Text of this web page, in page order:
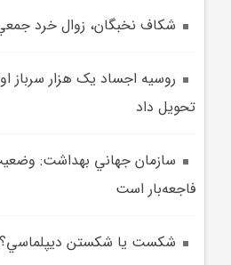
شکاف نخبگان، زوال خرد
روسيه اجساد يک هزار سرباز
تحويل داد
سازمان جهاني بهداشت:
فاجعه‌بار است
شکست يا شکستن ديپلماسي؟